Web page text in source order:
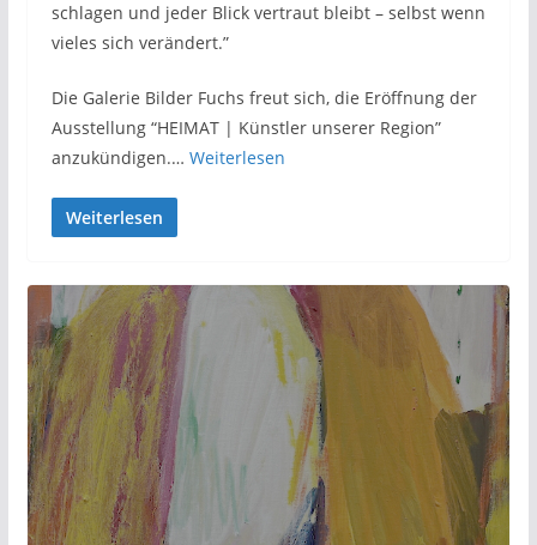
schlagen und jeder Blick vertraut bleibt – selbst wenn
vieles sich verändert.”
Die Galerie Bilder Fuchs freut sich, die Eröffnung der
Ausstellung “HEIMAT | Künstler unserer Region”
anzukündigen.… Weiterlesen
Weiterlesen